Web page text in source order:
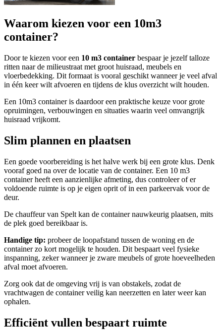
Waarom kiezen voor een 10m3
container?
Door te kiezen voor een 10 m3 container bespaar je jezelf talloze
ritten naar de milieustraat met groot huisraad, meubels en
vloerbedekking. Dit formaat is vooral geschikt wanneer je veel afval
in één keer wilt afvoeren en tijdens de klus overzicht wilt houden.
Een 10m3 container is daardoor een praktische keuze voor grote
opruimingen, verbouwingen en situaties waarin veel omvangrijk
huisraad vrijkomt.
Slim plannen en plaatsen
Een goede voorbereiding is het halve werk bij een grote klus. Denk
vooraf goed na over de locatie van de container. Een 10 m3
container heeft een aanzienlijke afmeting, dus controleer of er
voldoende ruimte is op je eigen oprit of in een parkeervak voor de
deur.
De chauffeur van Spelt kan de container nauwkeurig plaatsen, mits
de plek goed bereikbaar is.
Handige tip: probeer de loopafstand tussen de woning en de
container zo kort mogelijk te houden. Dit bespaart veel fysieke
inspanning, zeker wanneer je zware meubels of grote hoeveelheden
afval moet afvoeren.
Zorg ook dat de omgeving vrij is van obstakels, zodat de
vrachtwagen de container veilig kan neerzetten en later weer kan
ophalen.
Efficiënt vullen bespaart ruimte